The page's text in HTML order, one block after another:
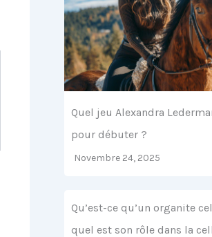
Quel jeu Alexandra
pour débuter ?
Novembre 24, 2025
Qu’est-ce qu’un organite
quel est son rôle dans la